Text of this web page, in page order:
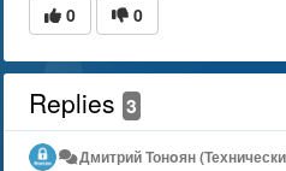
0 0
Replies 3
Дмитрий Тонoян